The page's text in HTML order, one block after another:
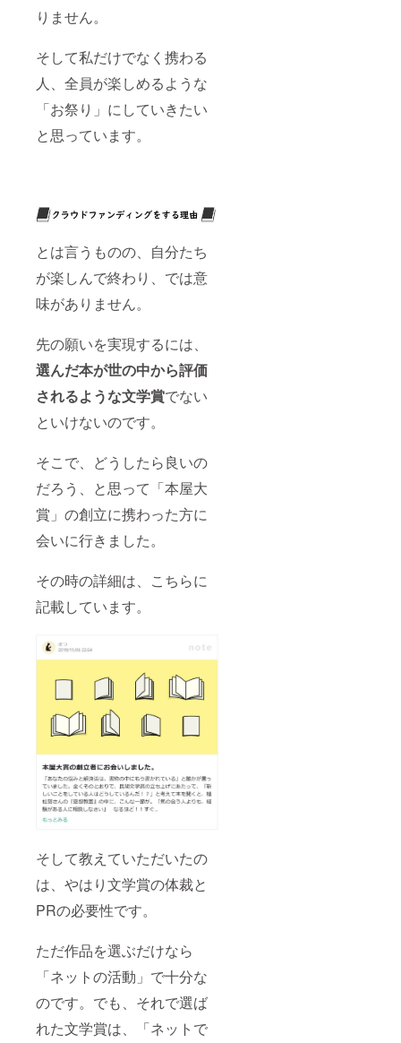
りません。
そして私だけでなく携わる
人、全員が楽しめるような
「お祭り」にしていきたい
と思っています。
とは言うものの、自分たち
が楽しんで終わり、では意
味がありません。
先の願いを実現するには、
選んだ本が世の中から評価
されるような文学賞でない
といけないのです。
そこで、どうしたら良いの
だろう、と思って「本屋大
賞」の創立に携わった方に
会いに行きました。
その時の詳細は、こちらに
記載しています。
そして教えていただいたの
は、やはり文学賞の体裁と
PRの必要性です。
ただ作品を選ぶだけなら
「ネットの活動」で十分な
のです。でも、それで選ば
れた文学賞は、「ネットで